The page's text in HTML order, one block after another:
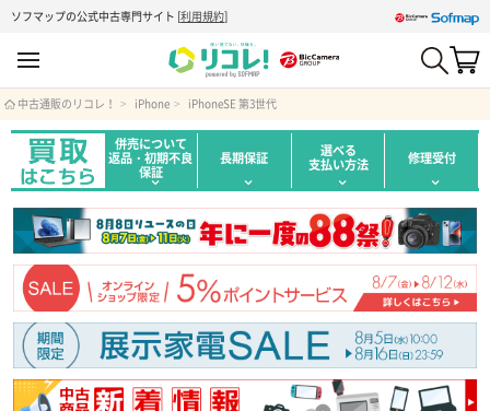
ソフマップの公式中古専門サイト [利用規約]
中古通販のリコレ！ iPhone iPhoneSE 第3世代
併売について
返品・初期不良
保証
長期保証 選べる
支払い方法 修理受付